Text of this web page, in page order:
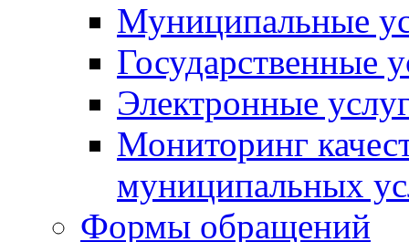
Муниципальные
Государственные
Электронные
Мониторинг
муниципальных
Формы обращений